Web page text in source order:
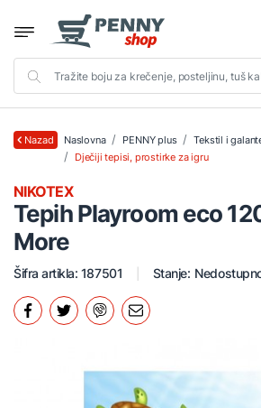
Nazad Naslovna PENNY plus
Tekstil i
Dječiji tepisi, prostirke za igru
Tepih Playroom eco
More
NIKOTEX
Šifra artikla: 187501 Stanje: